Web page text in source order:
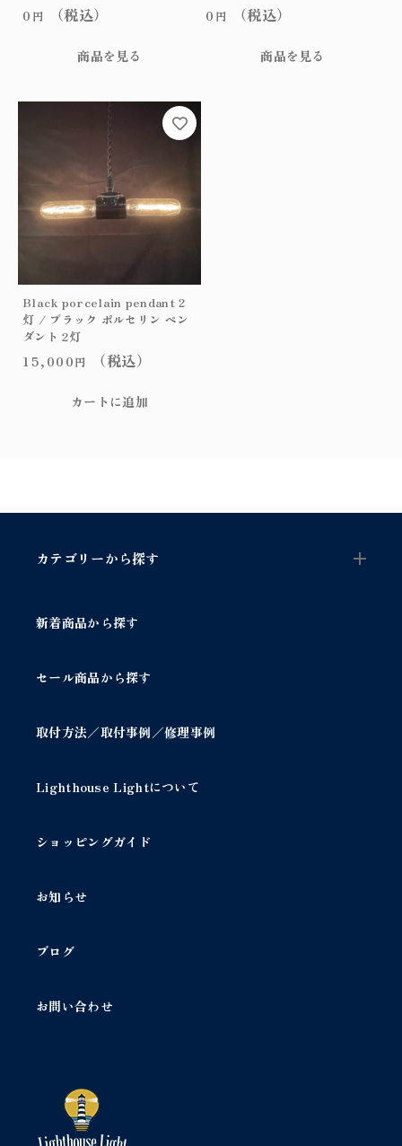
0 円 （税込）
商品を見る
0 円 （税込）
商品を見る
Black porcelain pendant 2
灯 / ブラック ポルセリン ペン
ダント 2灯
15,000円 （税込）
カートに追加
カテゴリーから探す
新着商品から探す
セール商品から探す
取付方法／取付事例／修理事例
Lighthouse Lightについて
ショッピングガイド
お知らせ
ブログ
お問い合わせ